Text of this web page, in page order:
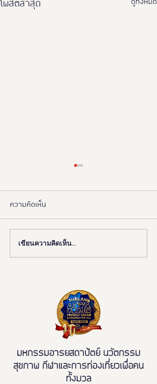
โพสต์ล่าสุด ดูทั้งหมด
งานดี “ยูดี” ที่ทุกคนต้องห้าม
พลาด!
ความคิดเห็น
เขียนความคิดเห็น…
มหกรรมอารยสถาปัตย์ นวัตกรรม
สุขภาพ กีฬาและการท่องเที่ยวเพื่อคน
ทั้งมวล